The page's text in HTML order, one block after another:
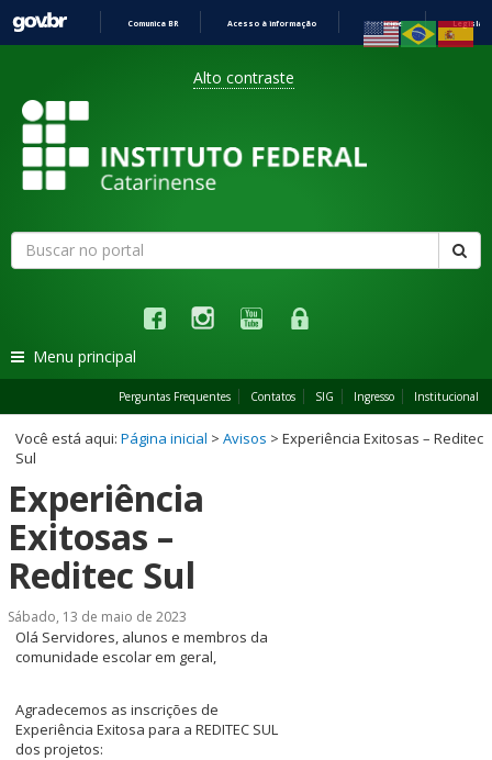
o
Comunica BR Acesso à informação Participe
Barra
de
acessibilidade
Alto contraste
Formulário
busca
Busca
sociais Facebook
Instagram
YoutubeRestrito
Menu principal
Perguntas Frequentes Contatos SIG Ingresso Institucional
Você está aqui: Página inicial > Avisos > Experiência Exitosas – Reditec
Sul
Experiência
Exitosas –
Reditec Sul
Sábado, 13 de maio de 2023
Olá Servidores, alunos e membros da
comunidade escolar em geral,
Agradecemos as inscrições de
Experiência Exitosa para a REDITEC SUL
dos projetos: